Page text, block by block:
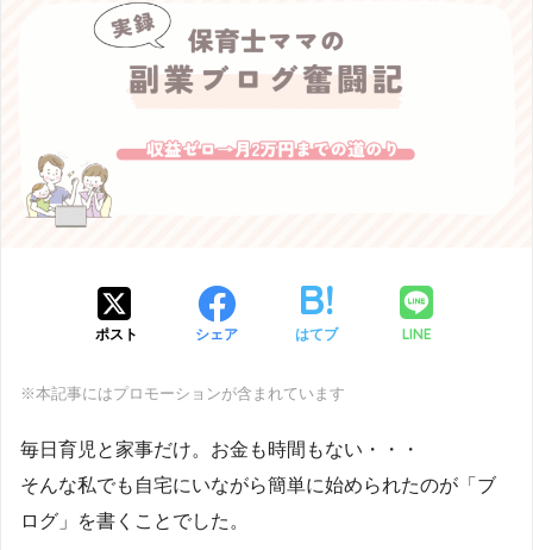
ポスト シェア はてブ LINE
※本記事にはプロモーションが含まれています
毎日育児と家事だけ。お金も時間もない・・・
そんな私でも自宅にいながら簡単に始められたのが「ブ
ログ」を書くことでした。